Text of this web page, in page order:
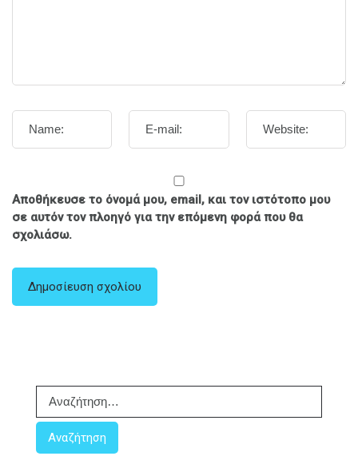
Αποθήκευσε το όνομά μου, email, και τον ιστότοπο μου
σε αυτόν τον πλοηγό για την επόμενη φορά που θα
σχολιάσω.
α
ζ